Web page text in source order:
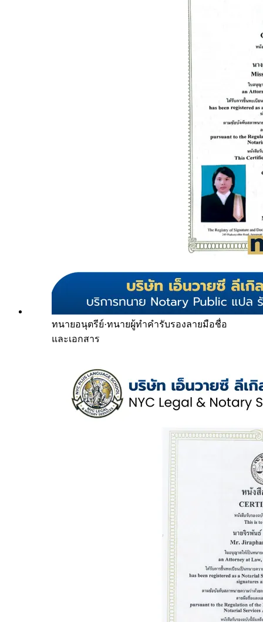
ทนายอนุตรีย์·ทนายผู้ทำคำรับรองลายมือชื่อ
และเอกสาร